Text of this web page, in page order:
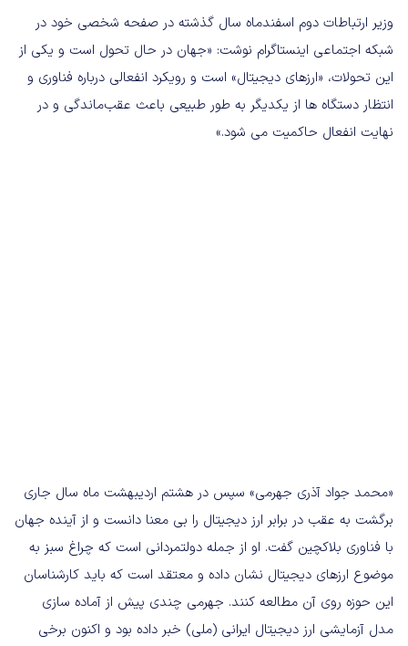
وزیر ارتباطات دوم اسفندماه سال گذشته در صفحه شخصی خود در
شبکه اجتماعی اینستاگرام نوشت: «جهان در حال تحول است و یکی از
این تحولات، «ارزهای دیجیتال» است و رویکرد انفعالی درباره فناوری و
انتظار دستگاه ها از یکدیگر به طور طبیعی باعث عقب‌ماندگی و در
نهایت انفعال حاکمیت می شود.»
«محمد جواد آذری جهرمی» سپس در هشتم اردیبهشت ماه سال جاری
برگشت به عقب در برابر ارز دیجیتال را بی معنا دانست و از آینده جهان
با فناوری بلاکچین گفت. او از جمله دولتمردانی است که چراغ سبز به
موضوع ارزهای دیجیتال نشان داده و معتقد است که باید کارشناسان
این حوزه روی آن مطالعه کنند. جهرمی چندی پیش از آماده سازی
مدل آزمایشی ارز دیجیتال ایرانی (ملی) خبر داده بود و اکنون برخی